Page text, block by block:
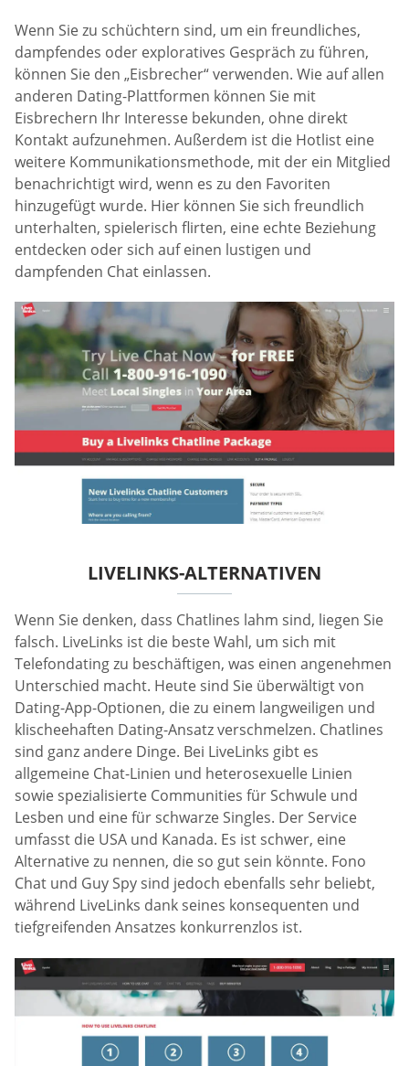
Wenn Sie zu schüchtern sind, um ein freundliches,
dampfendes oder exploratives Gespräch zu führen,
können Sie den „Eisbrecher“ verwenden. Wie auf allen
anderen Dating-Plattformen können Sie mit
Eisbrechern Ihr Interesse bekunden, ohne direkt
Kontakt aufzunehmen. Außerdem ist die Hotlist eine
weitere Kommunikationsmethode, mit der ein Mitglied
benachrichtigt wird, wenn es zu den Favoriten
hinzugefügt wurde. Hier können Sie sich freundlich
unterhalten, spielerisch flirten, eine echte Beziehung
entdecken oder sich auf einen lustigen und
dampfenden Chat einlassen.
LIVELINKS-ALTERNATIVEN
Wenn Sie denken, dass Chatlines lahm sind, liegen Sie
falsch. LiveLinks ist die beste Wahl, um sich mit
Telefondating zu beschäftigen, was einen angenehmen
Unterschied macht. Heute sind Sie überwältigt von
Dating-App-Optionen, die zu einem langweiligen und
klischeehaften Dating-Ansatz verschmelzen. Chatlines
sind ganz andere Dinge. Bei LiveLinks gibt es
allgemeine Chat-Linien und heterosexuelle Linien
sowie spezialisierte Communities für Schwule und
Lesben und eine für schwarze Singles. Der Service
umfasst die USA und Kanada. Es ist schwer, eine
Alternative zu nennen, die so gut sein könnte. Fono
Chat und Guy Spy sind jedoch ebenfalls sehr beliebt,
während LiveLinks dank seines konsequenten und
tiefgreifenden Ansatzes konkurrenzlos ist.